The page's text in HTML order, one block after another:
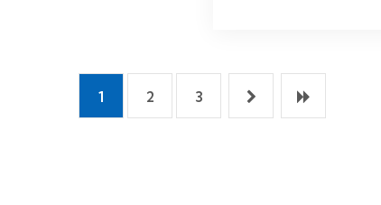
1 2 3